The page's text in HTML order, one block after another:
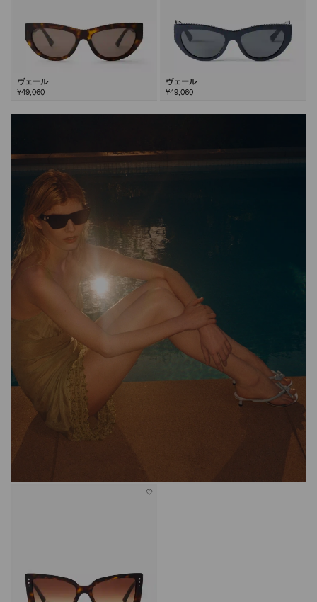
ヴェール
¥49,060
ヴェール
¥49,060